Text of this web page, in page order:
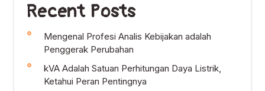
Recent Posts
Mengenal Profesi Analis Kebijakan adalah
Penggerak Perubahan
kVA Adalah Satuan Perhitungan Daya Listrik,
Ketahui Peran Pentingnya